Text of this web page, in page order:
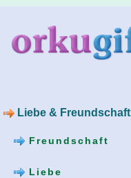
Liebe & Freundschaft
Freundschaft
Liebe